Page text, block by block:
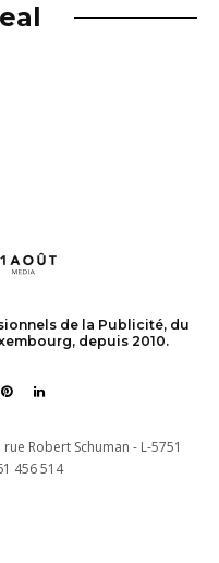
de la Publicité, du
depuis 2010.
Robert Schuman - L-5751
456 514